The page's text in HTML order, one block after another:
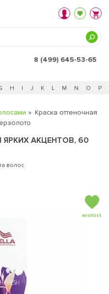
8 (499) 645-53-65
H I J K L M N O P
Краска оттеночная
АКЦЕНТОВ, 60
волос
wishlist